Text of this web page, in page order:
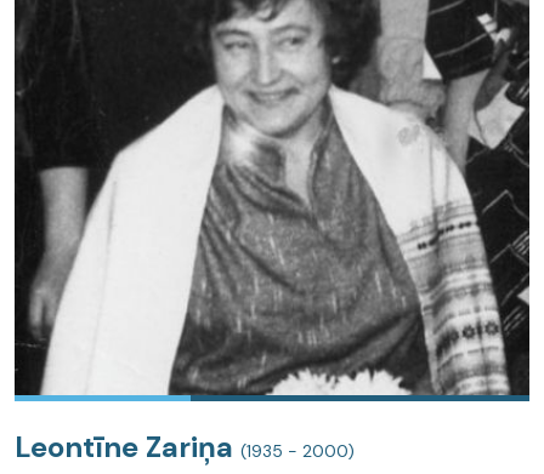
Leontīne Zariņa (1935 - 2000)